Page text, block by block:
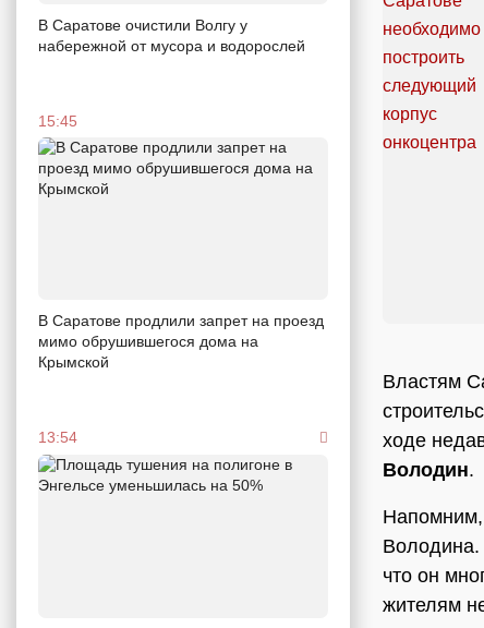
В Саратове очистили Волгу у
набережной от мусора и водорослей
15:45
В Саратове продлили запрет на проезд
мимо обрушившегося дома на
Крымской
13:54
Властям
ходе
Володин.
Напомним,
Володина.
что он
жителям